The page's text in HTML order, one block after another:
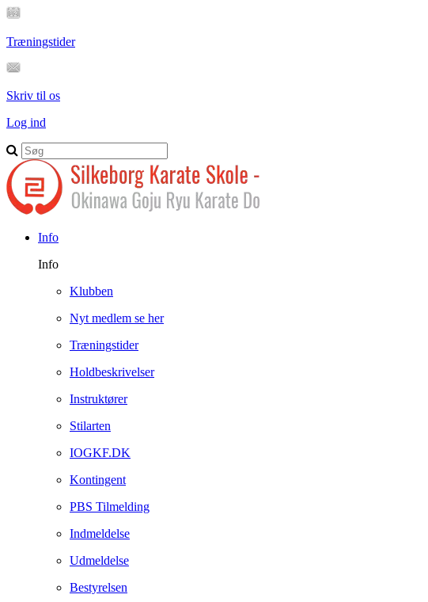
Træningstider
Skriv til os
Log ind
Info
Info
Klubben
Nyt medlem se her
Træningstider
Holdbeskrivelser
Instruktører
Stilarten
IOGKF.DK
Kontingent
PBS Tilmelding
Indmeldelse
Udmeldelse
Bestyrelsen